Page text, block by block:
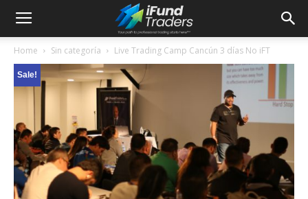
Home Sin categoría Live Trading Camp Cancún 3 días No iFT
Sale!